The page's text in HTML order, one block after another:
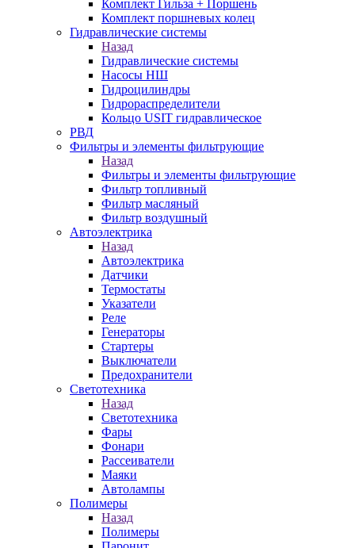
Комплект Гильза + Поршень
Комплект поршневых колец
Гидравлические системы
Назад
Гидравлические системы
Насосы НШ
Гидроцилиндры
Гидрораспределители
Кольцо USIT гидравлическое
РВД
Фильтры и элементы фильтрующие
Назад
Фильтры и элементы фильтрующие
Фильтр топливный
Фильтр масляный
Фильтр воздушный
Автоэлектрика
Назад
Автоэлектрика
Датчики
Термостаты
Указатели
Реле
Генераторы
Стартеры
Выключатели
Предохранители
Светотехника
Назад
Светотехника
Фары
Фонари
Рассеиватели
Маяки
Автолампы
Полимеры
Назад
Полимеры